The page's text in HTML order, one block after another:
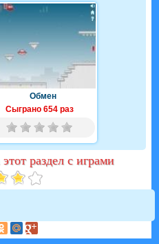
Обмен
Сыграно 654 раз
раздел с играми